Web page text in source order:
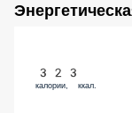
323
калории, ккал.